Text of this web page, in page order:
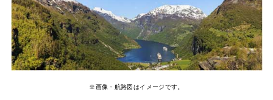
※画像・航路図はイメージです。